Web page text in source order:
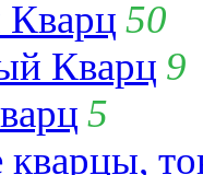
Кварц 50
Кварц 9
5